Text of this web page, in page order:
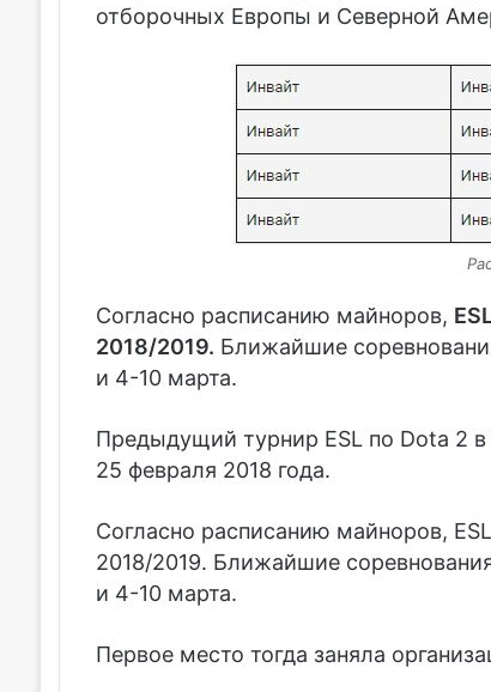
отборочных Европы и Северной
Согласно расписанию майноров,
2018/2019. Ближайшие
и 4-10 марта.
Предыдущий турнир ESL по Dota 2
25 февраля 2018 года.
Согласно расписанию майноров,
2018/2019. Ближайшие
и 4-10 марта.
Первое место тогда заняла